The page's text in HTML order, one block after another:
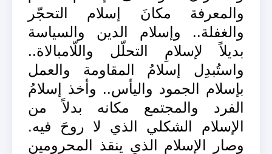
والمعرفة مكانَ إسلام التحجّر
والغفلة.. وإسلام الدين والسياسة
بديلاً لإسلامِ التحلّل واللّامبالاة..
واستُبدِل إسلامُ المقاومة والعمل
بإسلام الجمود واليأس.. وأخذ إسلامُ
الفرد والمجتمع مكانه بدلاً من
الإسلام الشكلي الذي لا روحَ فيه.
وصار الإسلام الذي ينقذ المحرومين